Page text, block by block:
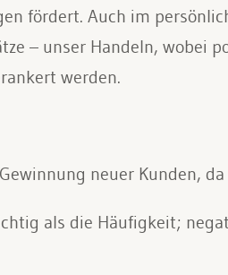
fördert. Auch im
– unser Handeln, wobei
werden.
neuer Kunden,
als die Häufigkeit;